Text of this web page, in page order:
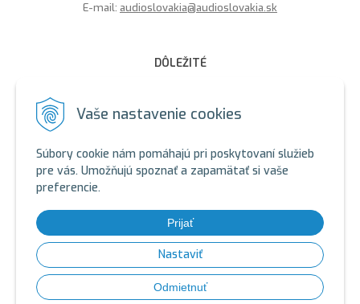
Vaše nastavenie cookies
Súbory cookie nám pomáhajú pri poskytovaní služieb
pre vás. Umožňujú spoznať a zapamätať si vaše
preferencie.
Prijať
Nastaviť
Odmietnuť
E-mail: audioslovakia@audioslovakia.sk
DÔLEŽITÉ
Sme členmi spoločenstva SEWA, zabezpečujeme likvidáciu
sú zahrnuté v cene produktov.
SEWA - AUDIOSLOVAKIA s.r.o.
SEWA: https://www.sewa.sk/
© 2026 Bezpečnostné systémy, Jablotron, Hikvision kamery,
vratniky, gsm, magnety •tvorba eshopu cez UNIobchod,